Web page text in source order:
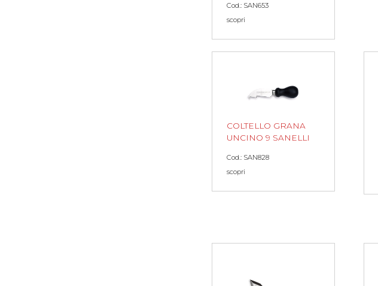
Cod.: SAN653
scopri
COLTELLO GRANA
UNCINO 9 SANELLI
Cod.: SAN828
scopri